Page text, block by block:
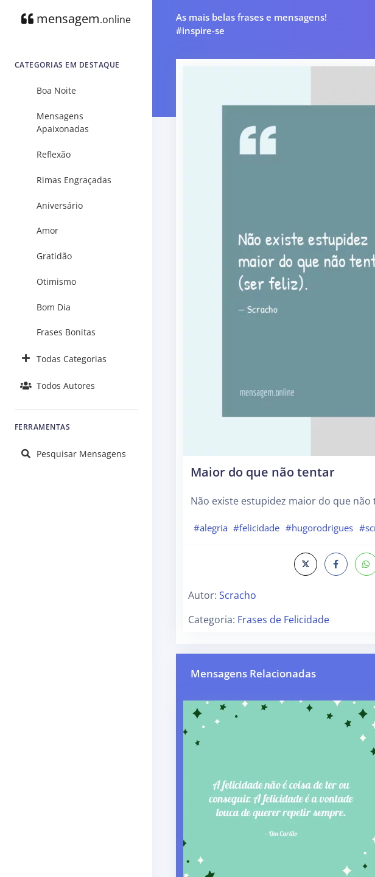
mensagem.online
CATEGORIAS EM DESTAQUE
Boa Noite
Mensagens
Apaixonadas
Reflexão
Rimas Engraçadas
Aniversário
Amor
Gratidão
Otimismo
Bom Dia
Frases Bonitas
Todas Categorias
Todos Autores
FERRAMENTAS
Pesquisar Mensagens
As mais belas frases e mensagens!
#inspire-se
Maior do que não tentar
Não existe estupidez maior do que não
#alegria #felicidade #hugorodrigues
Autor: Scracho
Categoria: Frases de Felicidade
Mensagens Relacionadas